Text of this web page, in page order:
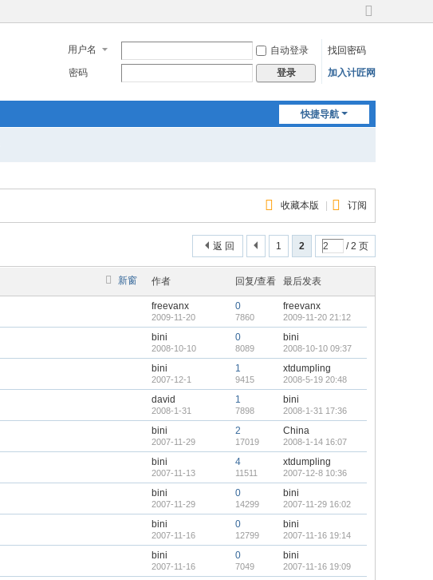
切
到
宽
用户名 自动登录
找回密码
密码
登录 加入计匠网
快捷导航
收藏本版 订阅
1 2 / 2 页
返 回
新窗 作者 回复/查看 最后发表
freevanx
2009-11-20
0
7860
freevanx
2009-11-20 21:12
bini
2008-10-10
0
8089
bini
2008-10-10 09:37
bini
2007-12-1
1
9415
xtdumpling
2008-5-19 20:48
david
2008-1-31
1
7898
bini
2008-1-31 17:36
bini
2007-11-29
2
17019
China
2008-1-14 16:07
bini
2007-11-13
4
11511
xtdumpling
2007-12-8 10:36
bini
2007-11-29
0
14299
bini
2007-11-29 16:02
bini
2007-11-16
0
12799
bini
2007-11-16 19:14
bini
2007-11-16
0
7049
bini
2007-11-16 19:09